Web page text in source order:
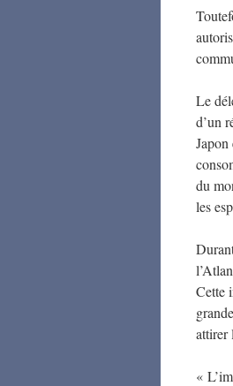
Le
d’un
du
les
Cette
attirer
«